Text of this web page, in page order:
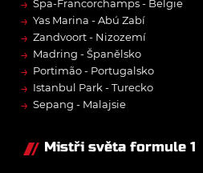
→ Spa-Francorchamps - Belgie
→ Yas Marina - Abú Zabí
→ Zandvoort - Nizozemí
→ Madring - Španělsko
→ Portimão - Portugalsko
→ Istanbul Park - Turecko
→ Sepang - Malajsie
Mistři světa formule 1